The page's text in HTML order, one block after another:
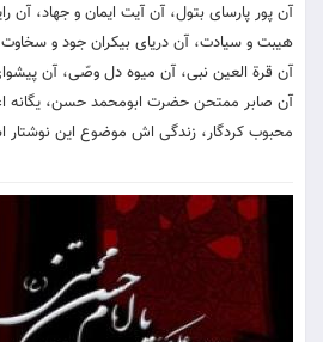
آن پور پارسای بتول، آن آیت ایمان و جهاد،
هیبت و سیادت، آن دریای بیکران جود و سخاوت،
آن قرة العین نبی، آن میوه دل وصّی، آن
آن صابر ممتحن حضرت ابومحمد حسن، یگانه
محبوب کردگار، زندگی اش موضوع این نوشتار